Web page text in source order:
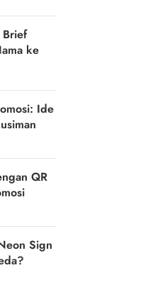
Brief
ke
Ide
QR
Sign